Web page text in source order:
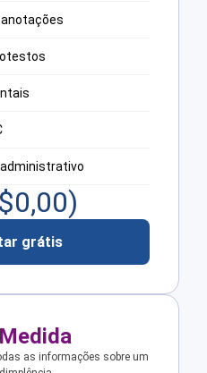
anotações
0,00)
grátis
as informações sobre um